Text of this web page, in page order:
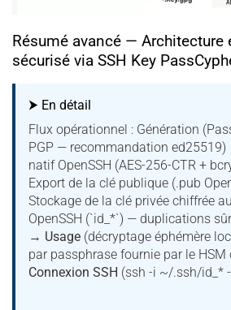
Résumé avancé — Architecture
sécurisé via SSH Key
⮞ En détail
Flux opérationnel : Génération
PGP — recommandation
natif OpenSSH (AES-256-CTR +
Export de la clé publique (.pub
Stockage de la clé privée chiffrée
OpenSSH (`id_*`) — duplications
→ Usage (décryptage éphémère
par passphrase fournie par le
Connexion SSH (ssh -i ~/.ssh/id_*